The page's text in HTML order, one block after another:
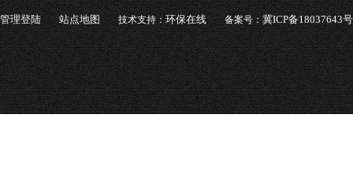
管理登陆 站点地图 技术支持：环保在线 备案号：冀ICP备18037643